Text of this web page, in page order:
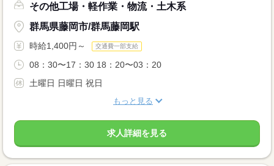
その他工場・軽作業・物流・土木系
群馬県藤岡市/群馬藤岡駅
時給1,400円～ 交通費一部支給
08：30〜17：30 18：20〜03：20
土曜日 日曜日 祝日
もっと見る
求人詳細を見る